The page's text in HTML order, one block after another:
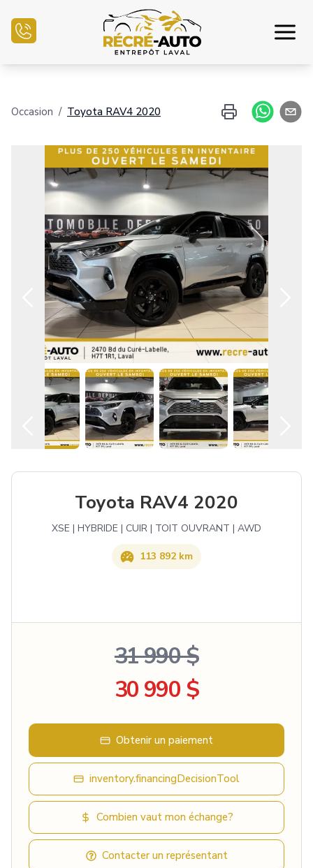
Demande de crédit
Vendre mon auto
Centre mécanique
Nous joindre
Français
Occasion / Toyota RAV4 2020
Toyota RAV4 2020
XSE | HYBRIDE | CUIR | TOIT OUVRANT | AWD
113 892 km
31 990 $
30 990 $
Obtenir un paiement
inventory.financingDecisionTool
Combien vaut mon échange?
Contacter un représentant